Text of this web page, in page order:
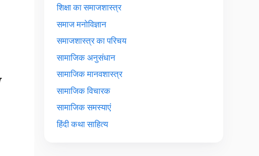
शिक्षा का समाजशास्त्र
समाज मनोविज्ञान
समाजशास्त्र का परिचय
सामाजिक अनुसंधान
सामाजिक मानवशास्त्र
सामाजिक विचारक
सामाजिक समस्याएं
हिंदी कथा साहित्य